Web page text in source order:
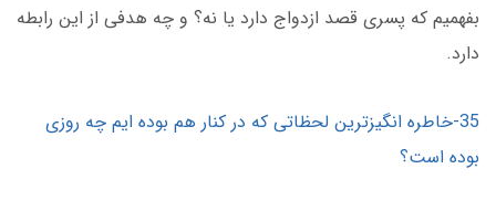
بفهمیم که پسری قصد ازدواج دارد یا نه؟ و چه هدفی از این رابطه
دارد.
35-خاطره انگیزترین لحظاتی که در کنار هم بوده ایم چه روزی
بوده است؟